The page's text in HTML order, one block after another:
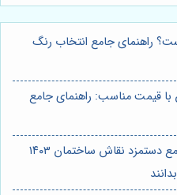
راهنمای جامع انتخاب رنگ
با قیمت مناسب: راهنمای جامع
راهنمای جامع ⭐️راهنمای جامع دستمزد نقاش ساختمان ۱۴۰۳